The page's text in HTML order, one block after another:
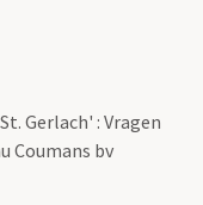
Gerlach' : Vragen
Coumans bv